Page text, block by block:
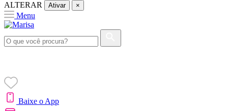
ALTERAR
Ativar ×
Menu
Baixe o App